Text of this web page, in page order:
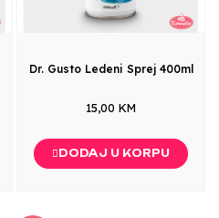
Dr. Gusto Ledeni Sprej 400ml
15,00 KM
DODAJ U KORPU